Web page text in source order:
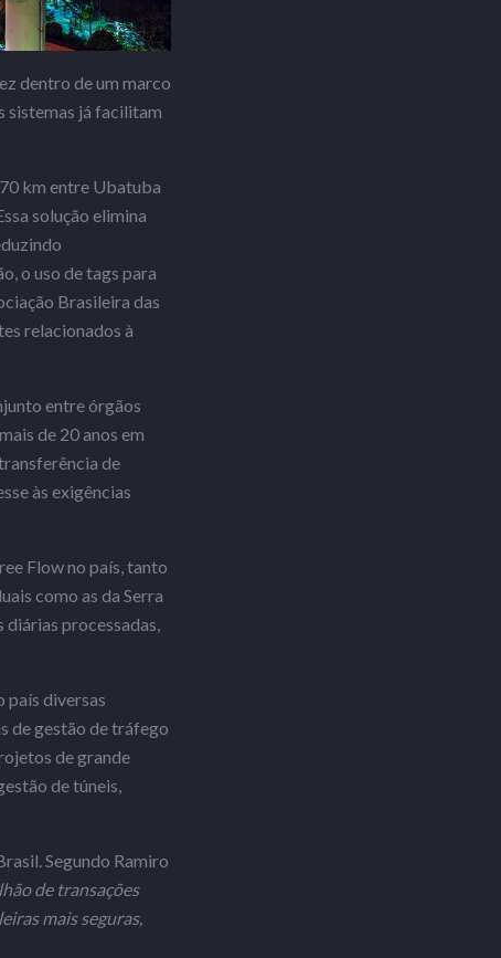
dentro de um marco
sistemas já facilitam
km entre Ubatuba
solução elimina
o uso de tags para
Brasileira das
relacionados à
entre órgãos
de 20 anos em
de
às exigências
Flow no país, tanto
como as da Serra
processadas,
país diversas
de gestão de tráfego
de grande
de túneis,
Segundo Ramiro
de transações
mais seguras,